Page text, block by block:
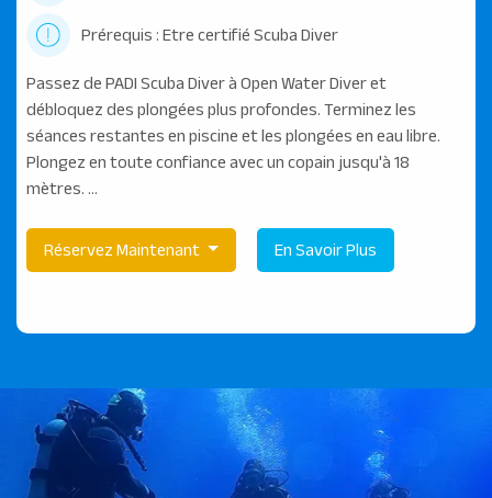
Prérequis : Etre certifié Scuba Diver
Passez de PADI Scuba Diver à Open Water Diver et
débloquez des plongées plus profondes. Terminez les
séances restantes en piscine et les plongées en eau libre.
Plongez en toute confiance avec un copain jusqu'à 18
mètres. ...
Réservez Maintenant En Savoir Plus